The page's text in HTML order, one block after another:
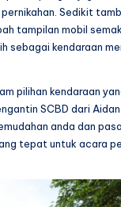
Sedikit
tampilan mobil
sebagai kendaraan
pilihan kendaraan
SCBD dari
anda dan
tepat untuk acara